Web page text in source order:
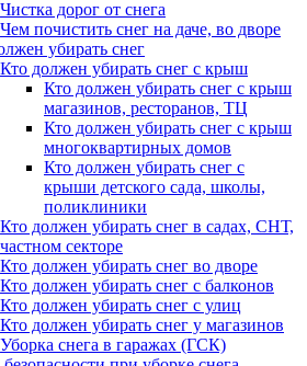
Чистка дорог от снега
Чем почистить снег на даче, во дворе
убирать снег
Кто должен убирать снег с крыш
Кто должен убирать снег с крыш
магазинов, ресторанов, ТЦ
Кто должен убирать снег с крыш
многоквартирных домов
Кто должен убирать снег с
крыши детского сада, школы,
поликлиники
Кто должен убирать снег в садах, СНТ,
частном секторе
Кто должен убирать снег во дворе
Кто должен убирать снег с балконов
Кто должен убирать снег с улиц
Кто должен убирать снег у магазинов
Уборка снега в гаражах (ГСК)